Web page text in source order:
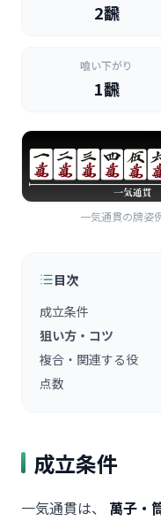
2飜
喰い下がり
1飜
一気通貫の牌姿
目次
成立条件
狙い方・コツ
複合・関連する役
点数
成立条件
一気通貫は、 萬子・